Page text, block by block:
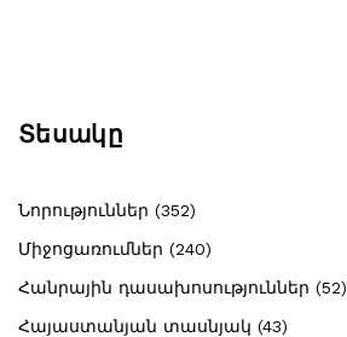
Տեսակը
Նորություններ (352)
Միջոցառումներ (240)
Հանրային դասախոսություններ (52)
Հայաստանյան տասնյակ (43)